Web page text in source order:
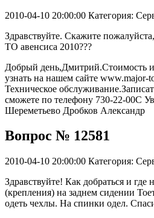
2010-04-10 20:00:00 Категория:
Здравствуйте. Скажите
ТО авенсиса 2010???
Добрый день,Дмитрий.Стоимость
узнать на нашем сайте www.major-
Техническое
сможете по телефону 730-22-00С
Шереметьево Дробков Александр
Вопрос № 12581
2010-04-10 20:00:00 Категория:
Здравствуйте! Как добраться и где
(крепления) на заднем сидении
одеть чехлы. На спинки одел.